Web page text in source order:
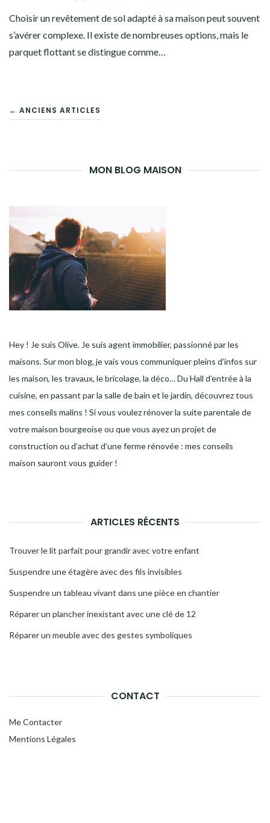
Choisir un revêtement de sol adapté à sa maison peut souvent
s’avérer complexe. Il existe de nombreuses options, mais le
parquet flottant se distingue comme…
NAVIGATION
ARTICLES
← ANCIENS ARTICLES
MON BLOG MAISON
Hey ! Je suis Olive. Je suis agent immobilier, passionné par les
maisons. Sur mon blog, je vais vous communiquer pleins d’infos sur
les maison, les travaux, le bricolage, la déco… Du Hall d’entrée à la
cuisine, en passant par la salle de bain et le jardin, découvrez tous
mes conseils malins ! Si vous voulez rénover la suite parentale de
votre maison bourgeoise ou que vous ayez un projet de
construction ou d’achat d’une ferme rénovée : mes conseils
maison sauront vous guider !
ARTICLES RÉCENTS
Trouver le lit parfait pour grandir avec votre enfant
Suspendre une étagère avec des fils invisibles
Suspendre un tableau vivant dans une pièce en chantier
Réparer un plancher inexistant avec une clé de 12
Réparer un meuble avec des gestes symboliques
CONTACT
Me Contacter
Mentions Légales